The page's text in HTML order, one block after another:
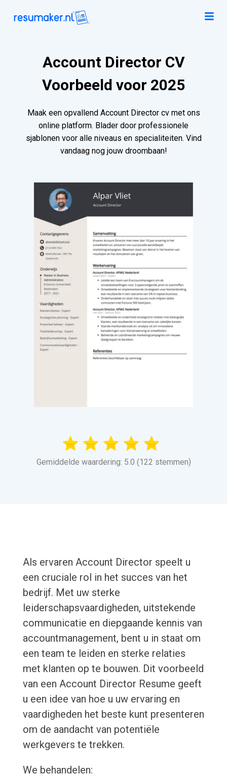
Account Director CV
Voorbeeld voor 2025
Maak een opvallend Account Director cv met ons
online platform. Blader door professionele
sjablonen voor alle niveaus en specialiteiten. Vind
vandaag nog jouw droombaan!
Gemiddelde waardering: 5.0 (122 stemmen)
Als ervaren Account Director speelt u
een cruciale rol in het succes van het
bedrijf. Met uw sterke
leiderschapsvaardigheden, uitstekende
communicatie en diepgaande kennis van
accountmanagement, bent u in staat om
een ​​team te leiden en sterke relaties
met klanten op te bouwen. Dit voorbeeld
van een Account Director Resume geeft
u een idee van hoe u uw ervaring en
vaardigheden het beste kunt presenteren
om de aandacht van potentiële
werkgevers te trekken.
We behandelen: